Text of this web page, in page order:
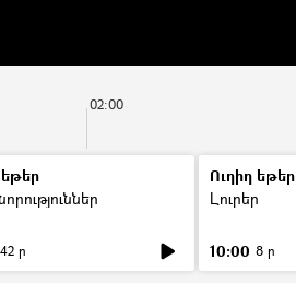
02:00
42 ր
Ուղիղ եթեր
Լուրեր
10:00 8 ր